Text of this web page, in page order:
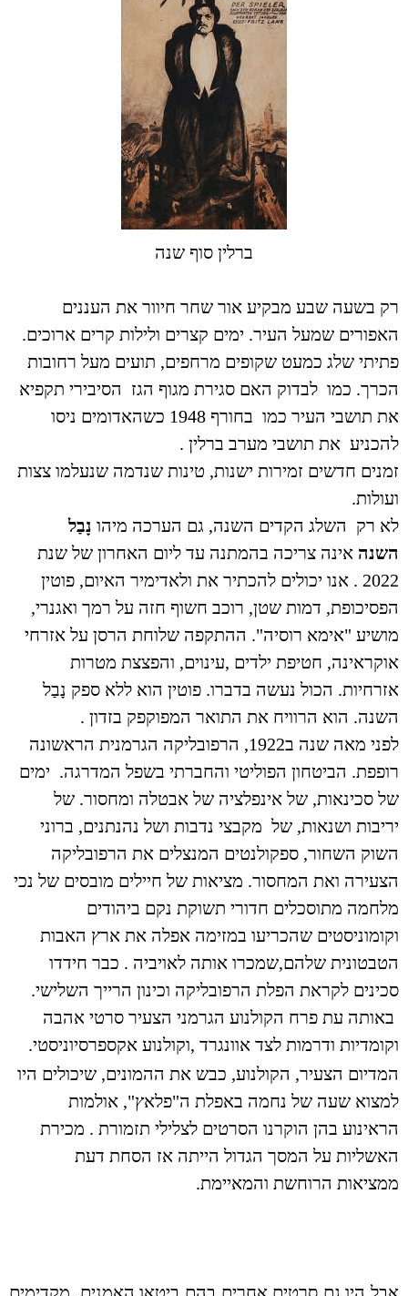
ברלין סוף שנה
רק בשעה שבע מבקיע אור שחר חיוור את העננים
האפורים שמעל העיר. ימים קצרים ולילות קרים ארוכים.
פתיתי שלג כמעט שקופים מרחפים, תועים מעל רחובות
הכרך. כמו לבדוק האם סגירת מגוף הגז הסיבירי תקפיא
את תושבי העיר כמו בחורף 1948 כשהאדומים ניסו
להכניע את תושבי מערב ברלין .
זמנים חדשים זמירות ישנות, טינות שנדמה שנעלמו צצות
ועולות.
לא רק השלג הקדים השנה, גם הערכה מיהו נָבַל
השנה אינה צריכה בהמתנה עד ליום האחרון של שנת
2022 . אנו יכולים להכתיר את ולאדימיר האיום, פוטין
הפסיכופת, דמות שטן, רוכב חשוף חזה על רמך ואגנרי,
מושיע "אימא רוסיה". ההתקפה שלוחת הרסן על אזרחי
אוקראינה, חטיפת ילדים ,עינוים, והפצצת מטרות
אזרחיות. הכול נעשה בדברו. פוטין הוא ללא ספק נָבַל
השנה. הוא הרוויח את התואר המפוקפק בזדון .
לפני מאה שנה ב1922, הרפובליקה הגרמנית הראשונה
רופפת. הביטחון הפוליטי והחברתי בשפל המדרגה. ימים
של סכינאות, של אינפלציה של אבטלה ומחסור. של
יריבות ושנאות, של מקבצי נדבות ושל נהנתנים, ברוני
השוק השחור, ספקולנטים המנצלים את הרפובליקה
הצעירה ואת המחסור. מציאות של חיילים מובסים של נכי
מלחמה מתוסכלים חדורי תשוקת נקם ביהודים
וקומוניסטים שהכריעו במזימה אפלה את ארץ האבות
הטבטונית שלהם,שמכרו אותה לאויביה . כבר חידדו
סכינים לקראת הפלת הרפובליקה וכינון הרייך השלישי.
באותה עת פרח הקולנוע הגרמני הצעיר סרטי אהבה
וקומדיות ודרמות לצד אוונגרד ,וקולנוע אקספרסיוניסטי.
המדיום הצעיר, הקולנוע, כבש את ההמונים, שיכולים היו
למצוא שעה של נחמה באפלת ה"פלאץ", אולמות
הראינוע בהן הוקרנו הסרטים לצלילי תזמורת . מכירת
האשליות על המסך הגדול הייתה אז הסחת דעת
ממציאות הרוחשת והמאיימת.